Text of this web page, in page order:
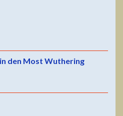
den Most Wuthering